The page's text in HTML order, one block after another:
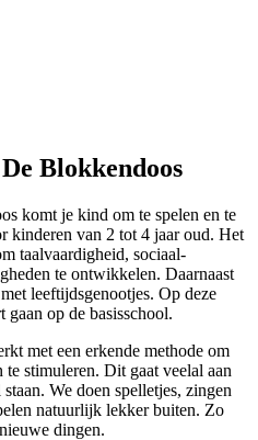
Blokkendoos
komt je kind om te spelen en te
kinderen van 2 tot 4 jaar oud. Het
taalvaardigheid, sociaal-
te ontwikkelen. Daarnaast
leeftijdsgenootjes. Op deze
op de basisschool.
met een erkende methode om
stimuleren. Dit gaat veelal aan
We doen spelletjes, zingen
natuurlijk lekker buiten. Zo
dingen.